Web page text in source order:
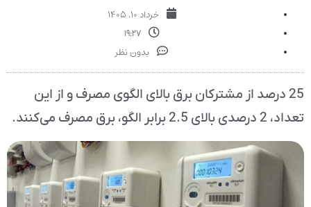
خرداد ۱۰, ۱۴۰۵
۱۹:۲۷
بدون نظر
25 درصد از مشترکان برق بالای الگوی مصرف و از این
تعداد، 2 درصدی بالای 2.5 برابر الگو، برق مصرف می‌کنند.